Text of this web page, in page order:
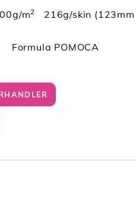
m2
216g/skin (123mm
Formula POMOCA